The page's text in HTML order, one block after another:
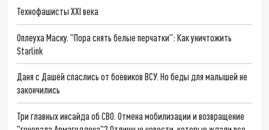
Технофашисты XXI века
Оплеуха Маску. "Пора снять белые перчатки": Как уничтожить
Starlink
Даня с Дашей спаслись от боевиков ВСУ. Но беды для малышей не
закончились
Три главных инсайда об СВО. Отмена мобилизации и возвращение